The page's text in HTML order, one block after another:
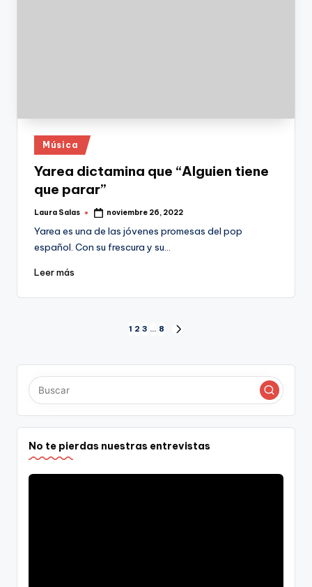
Publicado
en
Música
Yarea dictamina que “Alguien tiene
que parar”
Publicado
Laura Salas noviembre 26, 2022
Yarea es una de las jóvenes promesas del pop
español. Con su frescura y su…
Leer más
Paginación
de
entradas
1 2 3 … 8
No te pierdas nuestras entrevistas